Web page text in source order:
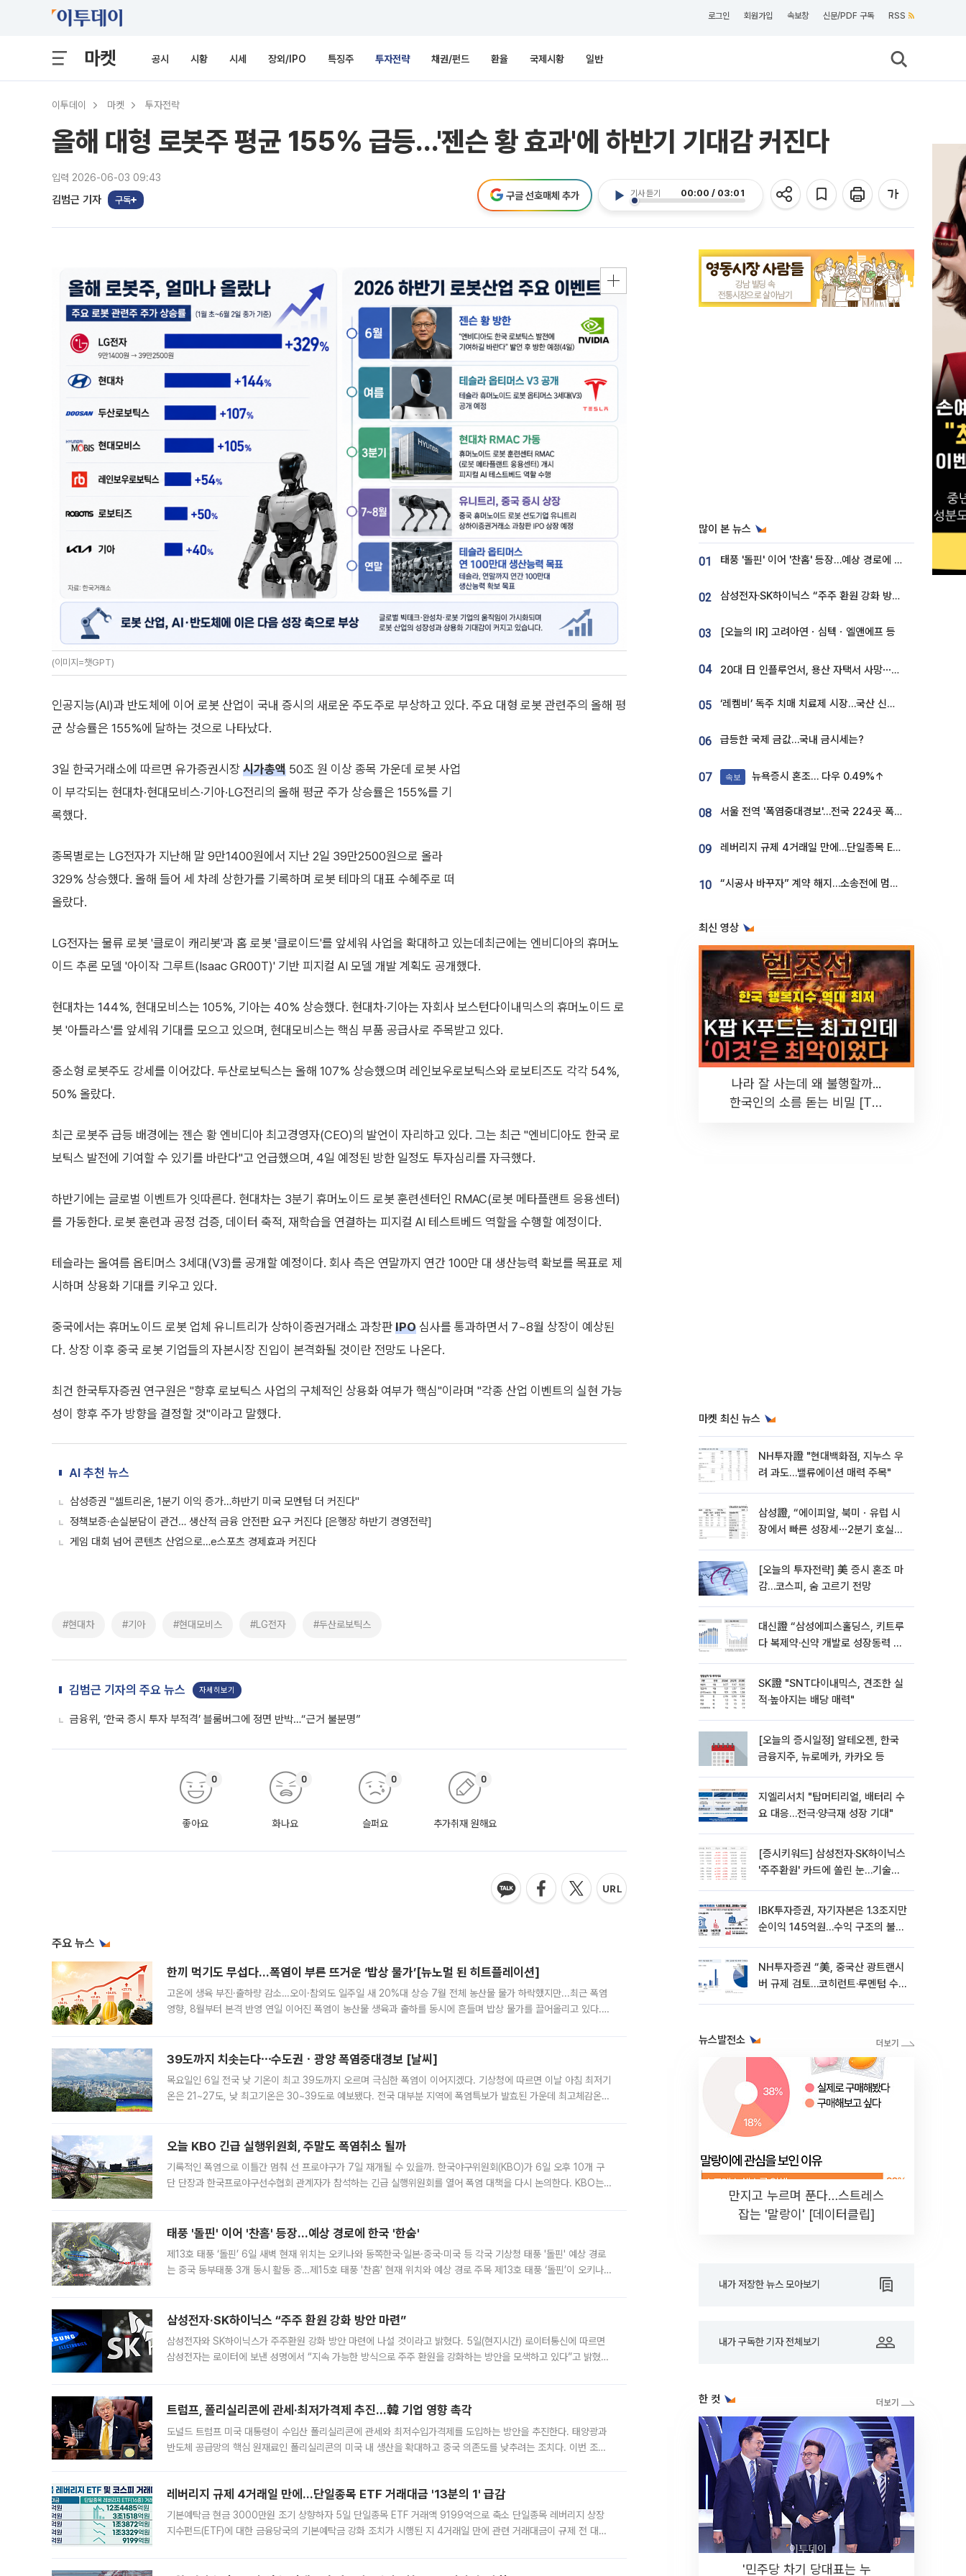
로그인 회원가입 속보창 신문/PDF 구독 RSS
마켓 공시 시황 시세 장외/IPO 특징주 투자전략 채권/펀드 환율 국제시황 일반
이투데이 마켓 투자전략
올해 대형 로봇주 평균 155% 급등…'젠슨 황 효과'에 하반기 기대감 커진다
입력 2026-06-03 09:43
김범근 기자 구독
기사 듣기 00:00 / 03:01
구글 선호매체 추가
(이미지=챗GPT)
인공지능(AI)과 반도체에 이어 로봇 산업이 국내 증시의 새로운 주도주로 부상하고 있다. 주요 대형 로봇 관련주의 올해 평
균 상승률은 155%에 달하는 것으로 나타났다.
3일 한국거래소에 따르면 유가증권시장 시가총액 50조 원 이상 종목 가운데 로봇 사업
이 부각되는 현대차·현대모비스·기아·LG전리의 올해 평균 주가 상승률은 155%를 기
록했다.
종목별로는 LG전자가 지난해 말 9만1400원에서 지난 2일 39만2500원으로 올라
329% 상승했다. 올해 들어 세 차례 상한가를 기록하며 로봇 테마의 대표 수혜주로 떠
올랐다.
LG전자는 물류 로봇 '클로이 캐리봇'과 홈 로봇 '클로이드'를 앞세워 사업을 확대하고 있는데최근에는 엔비디아의 휴머노
이드 추론 모델 '아이작 그루트(Isaac GR00T)' 기반 피지컬 AI 모델 개발 계획도 공개했다.
현대차는 144%, 현대모비스는 105%, 기아는 40% 상승했다. 현대차·기아는 자회사 보스턴다이내믹스의 휴머노이드 로
봇 '아틀라스'를 앞세워 기대를 모으고 있으며, 현대모비스는 핵심 부품 공급사로 주목받고 있다.
중소형 로봇주도 강세를 이어갔다. 두산로보틱스는 올해 107% 상승했으며 레인보우로보틱스와 로보티즈도 각각 54%,
50% 올랐다.
최근 로봇주 급등 배경에는 젠슨 황 엔비디아 최고경영자(CEO)의 발언이 자리하고 있다. 그는 최근 "엔비디아도 한국 로
보틱스 발전에 기여할 수 있기를 바란다"고 언급했으며, 4일 예정된 방한 일정도 투자심리를 자극했다.
하반기에는 글로벌 이벤트가 잇따른다. 현대차는 3분기 휴머노이드 로봇 훈련센터인 RMAC(로봇 메타플랜트 응용센터)
를 가동한다. 로봇 훈련과 공정 검증, 데이터 축적, 재학습을 연결하는 피지컬 AI 테스트베드 역할을 수행할 예정이다.
테슬라는 올여름 옵티머스 3세대(V3)를 공개할 예정이다. 회사 측은 연말까지 연간 100만 대 생산능력 확보를 목표로 제
시하며 상용화 기대를 키우고 있다.
중국에서는 휴머노이드 로봇 업체 유니트리가 상하이증권거래소 과창판 IPO 심사를 통과하면서 7~8월 상장이 예상된
다. 상장 이후 중국 로봇 기업들의 자본시장 진입이 본격화될 것이란 전망도 나온다.
최건 한국투자증권 연구원은 "향후 로보틱스 사업의 구체적인 상용화 여부가 핵심"이라며 "각종 산업 이벤트의 실현 가능
성이 향후 주가 방향을 결정할 것"이라고 말했다.
AI 추천 뉴스
삼성증권 "셀트리온, 1분기 이익 증가…하반기 미국 모멘텀 더 커진다"
정책보증·손실분담이 관건… 생산적 금융 안전판 요구 커진다 [은행장 하반기 경영전략]
게임 대회 넘어 콘텐츠 산업으로…e스포츠 경제효과 커진다
#현대차 #기아 #현대모비스 #LG전자 #두산로보틱스
김범근 기자의 주요 뉴스 자세히보기
금융위, ‘한국 증시 투자 부적격’ 블룸버그에 정면 반박…“근거 불분명”
좋아요
0
화나요
0
슬퍼요
0
추가취재 원해요
0
주요 뉴스
한끼 먹기도 무섭다...폭염이 부른 뜨거운 ‘밥상 물가’[뉴노멀 된 히트플레이션]
고온에 생육 부진·출하량 감소…오이·참외도 일주일 새 20%대 상승 7월 전체 농산물 물가 하락했지만...최근 폭염
영향, 8월부터 본격 반영 연일 이어진 폭염이 농산물 생육과 출하를 동시에 흔들며 밥상 물가를 끌어올리고 있다.
39도까지 치솟는다⋯수도권ㆍ광양 폭염중대경보 [날씨]
목요일인 6일 전국 낮 기온이 최고 39도까지 오르며 극심한 폭염이 이어지겠다. 기상청에 따르면 이날 아침 최저기
온은 21~27도, 낮 최고기온은 30~39도로 예보됐다. 전국 대부분 지역에 폭염특보가 발효된 가운데 최고체감온도
오늘 KBO 긴급 실행위원회, 주말도 폭염취소 될까
기록적인 폭염으로 이틀간 멈춰 선 프로야구가 7일 재개될 수 있을까. 한국야구위원회(KBO)가 6일 오후 10개 구
단 단장과 한국프로야구선수협회 관계자가 참석하는 긴급 실행위원회를 열어 폭염 대책을 다시 논의한다. KBO는
태풍 '돌핀' 이어 '찬홈' 등장…예상 경로에 한국 '한숨'
제13호 태풍 ‘돌핀’ 6일 새벽 현재 위치는 오키나와 동쪽한국·일본·중국·미국 등 각국 기상청 태풍 '돌핀' 예상 경로
는 중국 동부태풍 3개 동시 활동 중…제15호 태풍 '찬홈' 현재 위치와 예상 경로 주목 제13호 태풍 ‘돌핀’이 오키나와
삼성전자·SK하이닉스 “주주 환원 강화 방안 마련”
삼성전자와 SK하이닉스가 주주환원 강화 방안 마련에 나설 것이라고 밝혔다. 5일(현지시간) 로이터통신에 따르면
삼성전자는 로이터에 보낸 성명에서 “지속 가능한 방식으로 주주 환원을 강화하는 방안을 모색하고 있다”고 밝혔다.
트럼프, 폴리실리콘에 관세·최저가격제 추진…韓 기업 영향 촉각
도널드 트럼프 미국 대통령이 수입산 폴리실리콘에 관세와 최저수입가격제를 도입하는 방안을 추진한다. 태양광과
반도체 공급망의 핵심 원재료인 폴리실리콘의 미국 내 생산을 확대하고 중국 의존도를 낮추려는 조치다. 이번 조처
레버리지 규제 4거래일 만에…단일종목 ETF 거래대금 '13분의 1' 급감
기본예탁금 현금 3000만원 조기 상향하자 5일 단일종목 ETF 거래액 9199억으로 축소 단일종목 레버리지 상장
지수펀드(ETF)에 대한 금융당국의 기본예탁금 강화 조치가 시행된 지 4거래일 만에 관련 거래대금이 규제 전 대비
많이 본 뉴스
01 태풍 '돌핀' 이어 '찬홈' 등장…예상 경로에 한국 '한숨'
02 삼성전자·SK하이닉스 “주주 환원 강화 방안 마련”
03 [오늘의 IR] 고려아연ㆍ심텍ㆍ엘앤에프 등
04 20대 日 인플루언서, 용산 자택서 사망⋯SNS 라방 중 숨져
05 ‘레켐비’ 독주 치매 치료제 시장…국산 신약 등장하나
06 급등한 국제 금값…국내 금시세는?
07 속보 뉴욕증시 혼조… 다우 0.49%↑
08 서울 전역 '폭염중대경보'…전국 224곳 폭염특보
09 레버리지 규제 4거래일 만에…단일종목 ETF 거래대금 '13분의 1' 급감
10 “시공사 바꾸자” 계약 해지…소송전에 멈춰 선 정비사업
최신 영상
나라 잘 사는데 왜 불행할까...
한국인의 소름 돋는 비밀 [T같
마켓 최신 뉴스
NH투자證 "현대백화점, 지누스 우
려 과도…밸류에이션 매력 주목"
삼성證, “에이피알, 북미ㆍ유럽 시
장에서 빠른 성장세⋯2분기 호실
[오늘의 투자전략] 美 증시 혼조 마
감…코스피, 숨 고르기 전망
대신證 “삼성에피스홀딩스, 키트루
다 복제약·신약 개발로 성장동력 확
SK證 "SNT다이내믹스, 견조한 실
적·높아지는 배당 매력"
[오늘의 증시일정] 알테오젠, 한국
금융지주, 뉴로메카, 카카오 등
지엘리서치 "탑머티리얼, 배터리 수
요 대응…전극·양극재 성장 기대"
[증시키워드] 삼성전자·SK하이닉스
'주주환원' 카드에 쏠린 눈…기술주·
IBK투자증권, 자기자본은 1.3조지만
순이익 145억원…수익 구조의 불균
점검 1-⑤]
NH투자증권 “美, 중국산 광트랜시
버 규제 검토…코히런트·루멘텀 수
뉴스발전소
만지고 누르며 푼다…스트레스
잡는 '말랑이' [데이터클립]
내가 저장한 뉴스 모아보기
내가 구독한 기자 전체보기
한 컷
'민주당 차기 당대표는 누